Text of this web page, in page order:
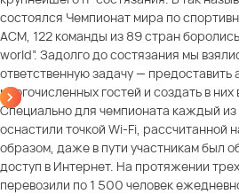
состоялся Чемпионат мира по
ACM, 122 команды из 89 стран
world”. Задолго до состязания мы
ответственную задачу — предоставить
многочисленных гостей и создать в
Специально для чемпионата каждый
оснастили точкой Wi-Fi, рассчитанной
образом, даже в пути участникам был
доступ в Интернет. На протяжении
перевозили по 1 500 человек